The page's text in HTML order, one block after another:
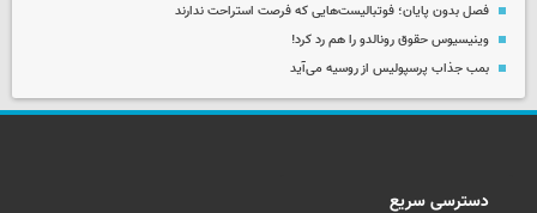
فصل بدون پایان؛ فوتبالیست‌هایی که فرصت استراحت ندارند
وینیسیوس حقوق رونالدو را هم رد کرد!
بمب جذاب پرسپولیس از روسیه می‌آید
دسترسی سریع